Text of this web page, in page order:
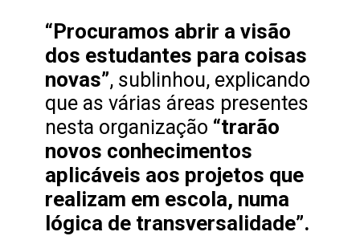
“Procuramos abrir a visão
dos estudantes para coisas
novas”, sublinhou, explicando
que as várias áreas presentes
nesta organização “trarão
novos conhecimentos
aplicáveis aos projetos que
realizam em escola, numa
lógica de transversalidade”.